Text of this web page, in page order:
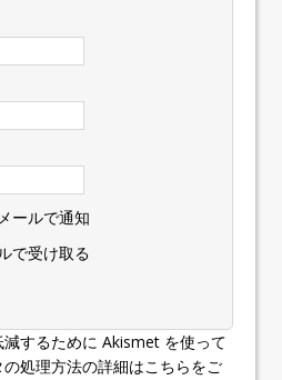
ールで通知
で受け取る
するために Akismet を使って
の処理方法の詳細はこちらをご